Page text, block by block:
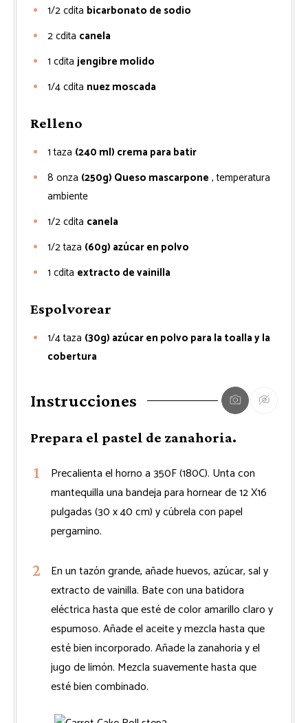
1/2cdita bicarbonato de sodio
2cdita canela
1 cdita jengibre molido
1/4cdita nuez moscada
Relleno
1 taza (240 ml) crema para batir
8 onza (250g) Queso mascarpone , temperatura
ambiente
1/2cdita canela
1/2taza (60g) azúcar en polvo
1 cdita extracto de vainilla
Espolvorear
1/4taza (30g) azúcar en polvo para la toalla y la
cobertura
Instrucciones
Prepara el pastel de zanahoria.
Precalienta el horno a 350F (180C). Unta con
mantequilla una bandeja para hornear de 12 X16
pulgadas (30 x 40 cm) y cúbrela con papel
pergamino.
En un tazón grande, añade huevos, azúcar, sal y
extracto de vainilla. Bate con una batidora
eléctrica hasta que esté de color amarillo claro y
espumoso. Añade el aceite y mezcla hasta que
esté bien incorporado. Añade la zanahoria y el
jugo de limón. Mezcla suavemente hasta que
esté bien combinado.